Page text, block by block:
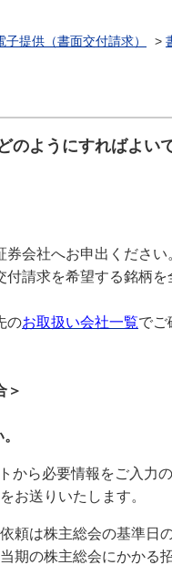
提供（書面交付請求） >
のようにすればよい
会社へお申出ください
請求を希望する銘柄
のお取扱い会社一覧でご
＞
から必要情報をご入力
お送りいたします。
頼は株主総会の基準日
の株主総会にかかる